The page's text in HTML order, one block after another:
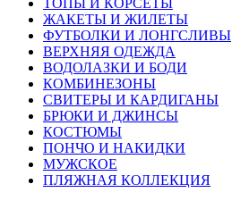
ТОПЫ И КОРСЕТЫ
ЖАКЕТЫ И ЖИЛЕТЫ
ФУТБОЛКИ И ЛОНГСЛИВЫ
ВЕРХНЯЯ ОДЕЖДА
ВОДОЛАЗКИ И БОДИ
КОМБИНЕЗОНЫ
СВИТЕРЫ И КАРДИГАНЫ
БРЮКИ И ДЖИНСЫ
КОСТЮМЫ
ПОНЧО И НАКИДКИ
МУЖСКОЕ
ПЛЯЖНАЯ КОЛЛЕКЦИЯ